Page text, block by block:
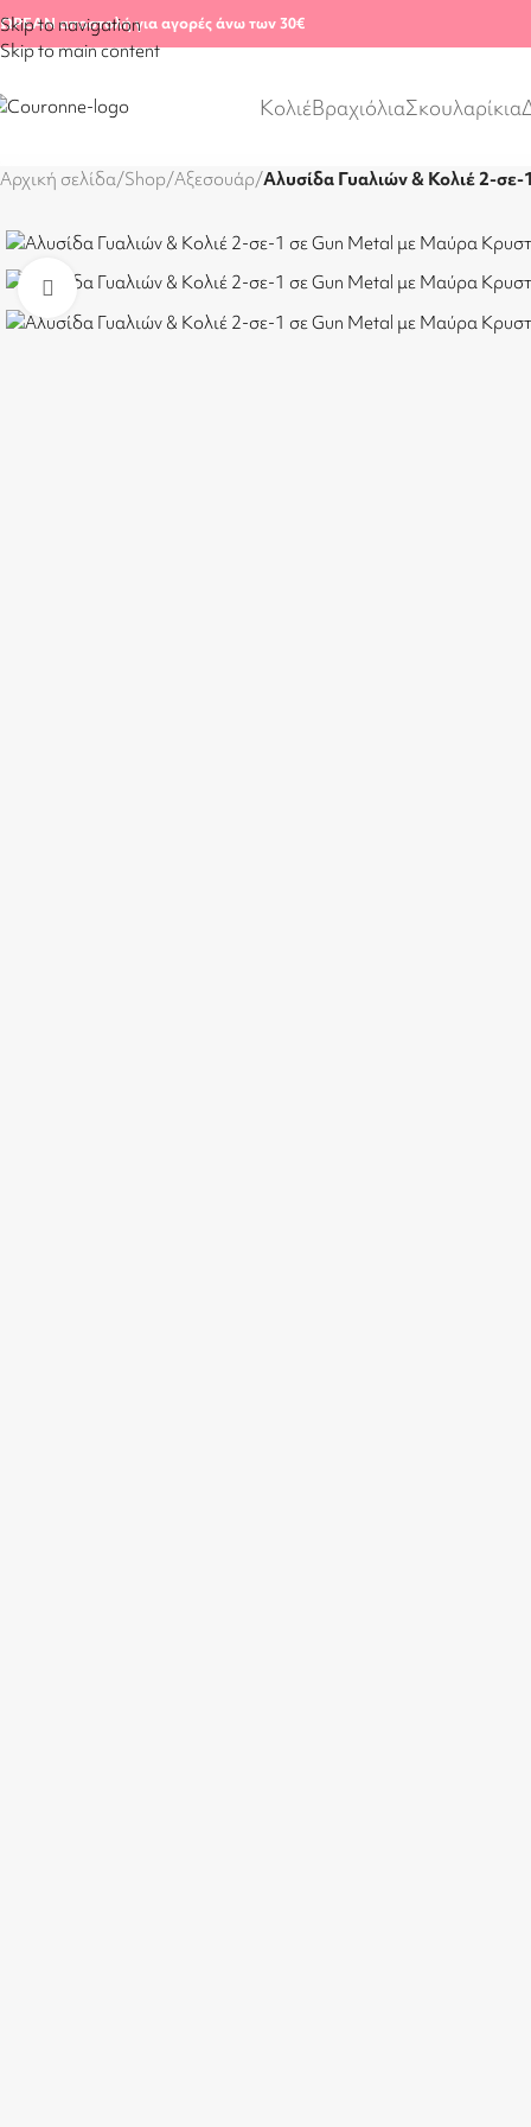
Skip to navigation
Skip to main content
αποστολή για αγορές άνω των 30€
ΚολιέΒραχιόλιαΣκουλαρίκια
Αρχική σελίδα/Shop/Αξεσουάρ/Αλυσίδα Γυαλιών & Κολιέ 2-
Click to enlarge